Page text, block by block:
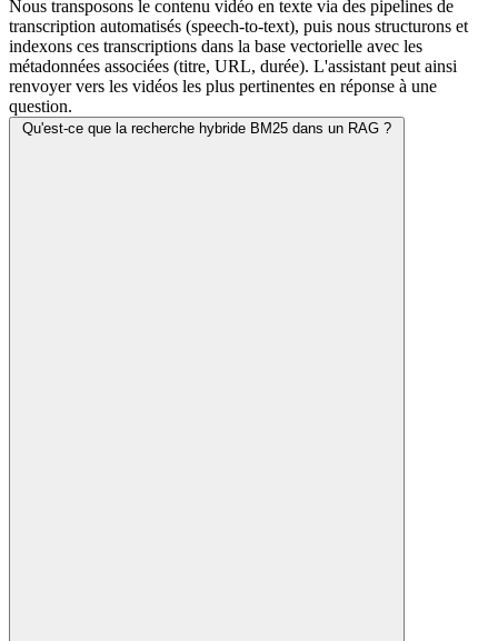
Nous transposons le contenu vidéo en texte via des pipelines de
transcription automatisés (speech-to-text), puis nous structurons et
indexons ces transcriptions dans la base vectorielle avec les
métadonnées associées (titre, URL, durée). L'assistant peut ainsi
renvoyer vers les vidéos les plus pertinentes en réponse à une
question.
Qu'est-ce que la recherche hybride BM25 dans un RAG ?